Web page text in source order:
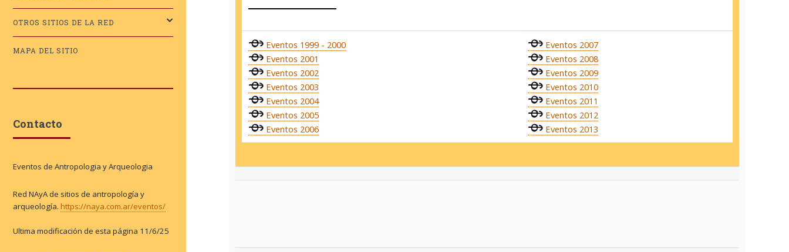
Eventos 1999 - 2000
Eventos 2001
Eventos 2002
Eventos 2003
Eventos 2004
Eventos 2005
Eventos 2006
Eventos 2007
Eventos 2008
Eventos 2009
Eventos 2010
Eventos 2011
Eventos 2012
Eventos 2013
OTROS SITIOS DE LA RED
MAPA DEL SITIO
Contacto
Eventos de Antropologia y Arqueologia
Red NAyA de sitios de antropología y
arqueología. https://naya.com.ar/eventos/
Ultima modificación de esta página 11/6/25